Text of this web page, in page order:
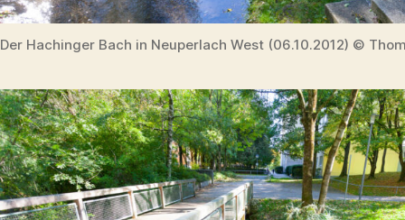
Der Hachinger Bach in Neuperlach West (06.10.2012) ©